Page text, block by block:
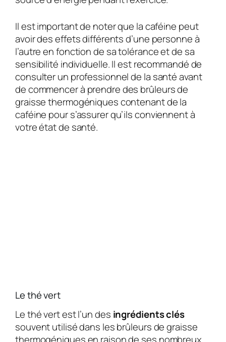
Il est important de noter que la caféine peut
avoir des effets différents d’une personne à
l’autre en fonction de sa tolérance et de sa
sensibilité individuelle. Il est recommandé de
consulter un professionnel de la santé avant
de commencer à prendre des brûleurs de
graisse thermogéniques contenant de la
caféine pour s’assurer qu’ils conviennent à
votre état de santé.
Le thé vert
Le thé vert est l’un des ingrédients clés
souvent utilisé dans les brûleurs de graisse